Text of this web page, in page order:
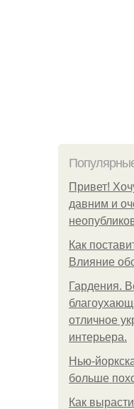
Привет!
давним и
Как
Влияние
Гардения.
отличное
интерьера.
Нью-
больше
Как